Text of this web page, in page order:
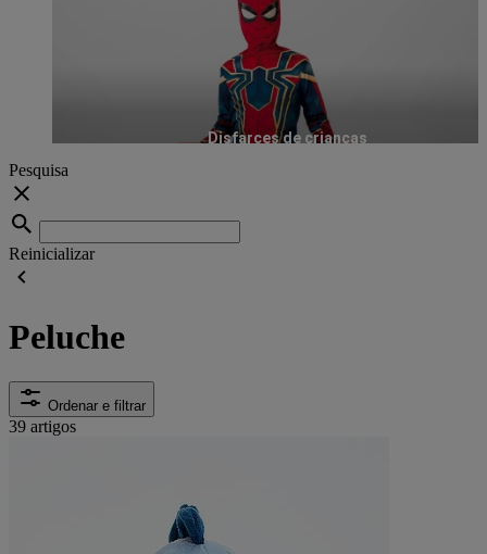
Disfarces de crianças
Pesquisa
Reinicializar
Peluche
Ordenar e filtrar
39 artigos